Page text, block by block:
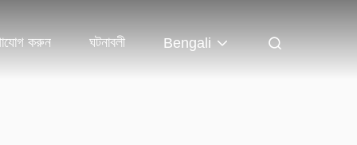
করুন ঘটনাবলী Bengali